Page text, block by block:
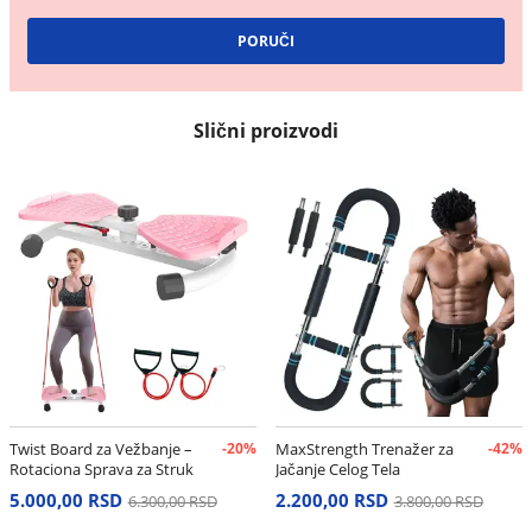
Slični proizvodi
Twist Board za Vežbanje –
Rotaciona Sprava za Struk
i Stomak
-20%
5.000,00 RSD 6.300,00 RSD
MaxStrength Trenažer za
Jačanje Celog Tela
-42%
2.200,00 RSD 3.800,00 RSD